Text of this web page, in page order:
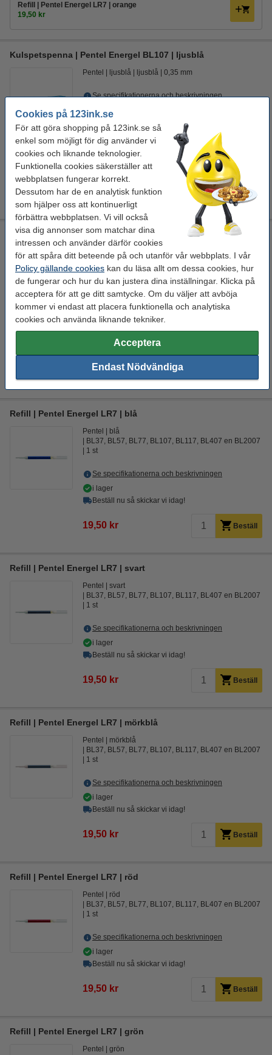
Cookies på 123ink.se
För att göra shopping på 123ink.se så
enkel som möjligt för dig använder vi
cookies och liknande teknologier.
Funktionella cookies säkerställer att
webbplatsen fungerar korrekt.
Dessutom har de en analytisk funktion
som hjälper oss att kontinuerligt
förbättra webbplatsen. Vi vill också
visa dig annonser som matchar dina
intressen och använder därför cookies
för att spåra ditt beteende på och utanför vår webbplats. I vår
Policy gällande cookies kan du läsa allt om dessa cookies, hur
de fungerar och hur du kan justera dina inställningar. Klicka på
acceptera för att ge ditt samtycke. Om du väljer att avböja
kommer vi endast att placera funktionella och analytiska
cookies och använda liknande tekniker.
Acceptera
Endast Nödvändiga
Refill | Pentel Energel LR7 | orange
19,50 kr
Kulspetspenna | Pentel Energel BL107 | ljusblå
Pentel ljusblå ljusblå 0,35 mm
Se specifikationerna och beskrivningen
EU-lager
29 kr
Glöm inte att beställa!
Refill | Pentel Energel LR7 | ljusblå
19,50 kr
Kulspetspenna | Pentel Energel BL107 | ljusgrön
Pentel ljusgrön ljusgrön 0,35 mm
Se specifikationerna och beskrivningen
EU-lager
29 kr
Refill | Pentel Energel LR7 | ljusgrön
Refill | Pentel Energel LR7 | blå
Pentel
blå
BL37, BL57, BL77, BL107, BL117, BL407 en BL2007
1 st
Se specifikationerna och beskrivningen
i lager
Beställ nu så skickar vi idag!
19,50 kr Beställ
Refill | Pentel Energel LR7 | svart
Pentel
svart
BL37, BL57, BL77, BL107, BL117, BL407 en BL2007
1 st
Se specifikationerna och beskrivningen
i lager
Beställ nu så skickar vi idag!
19,50 kr Beställ
Refill | Pentel Energel LR7 | mörkblå
Pentel
mörkblå
BL37, BL57, BL77, BL107, BL117, BL407 en BL2007
1 st
Se specifikationerna och beskrivningen
i lager
Beställ nu så skickar vi idag!
19,50 kr Beställ
Refill | Pentel Energel LR7 | röd
Pentel
röd
BL37, BL57, BL77, BL107, BL117, BL407 en BL2007
1 st
Se specifikationerna och beskrivningen
i lager
Beställ nu så skickar vi idag!
19,50 kr Beställ
Refill | Pentel Energel LR7 | grön
Pentel
grön